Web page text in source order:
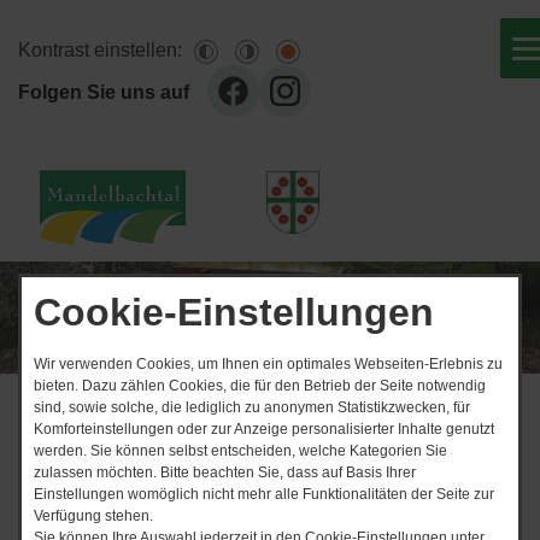
Cookie-Einstellungen
Wir verwenden Cookies, um Ihnen ein optimales Webseiten-Erlebnis zu
bieten. Dazu zählen Cookies, die für den Betrieb der Seite notwendig
sind, sowie solche, die lediglich zu anonymen Statistikzwecken, für
Komforteinstellungen oder zur Anzeige personalisierter Inhalte genutzt
werden. Sie können selbst entscheiden, welche Kategorien Sie
zulassen möchten. Bitte beachten Sie, dass auf Basis Ihrer
Einstellungen womöglich nicht mehr alle Funktionalitäten der Seite zur
Verfügung stehen.
Kontrast einstellen:
Folgen Sie uns auf
News-Ticker
06.​08.​2026
Start Ausschreibungen